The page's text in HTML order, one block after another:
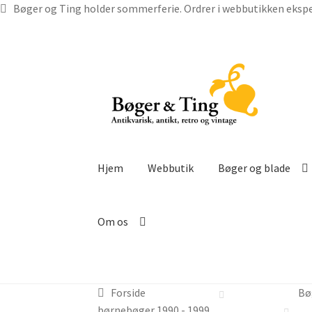
Bøger og Ting holder sommerferie. Ordrer i webbutikken
navigation
indhold
Hjem Webbutik Bøger og blade
Om os
Forside